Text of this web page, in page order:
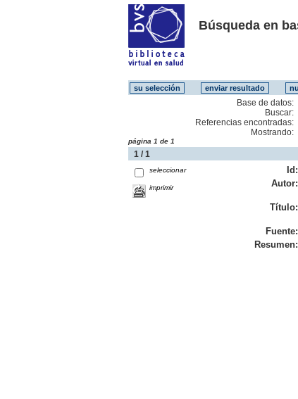
Búsqueda en
Base de datos:
Buscar:
Referencias encontradas:
Mostrando:
página 1 de 1
1 / 1
seleccionar
imprimir
Id:
Autor:
Título:
Fuente:
Resumen: